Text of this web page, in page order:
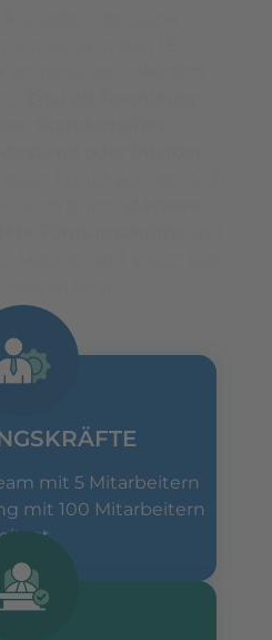
mit 5 Mitarbeitern
mit 100 Mitarbeitern